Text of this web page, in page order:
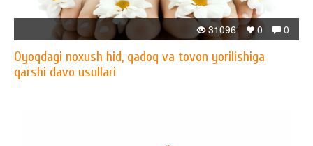
0
0
31096
Oyoqdagi noxush hid, qadoq va tovon yorilishiga
qarshi davo usullari